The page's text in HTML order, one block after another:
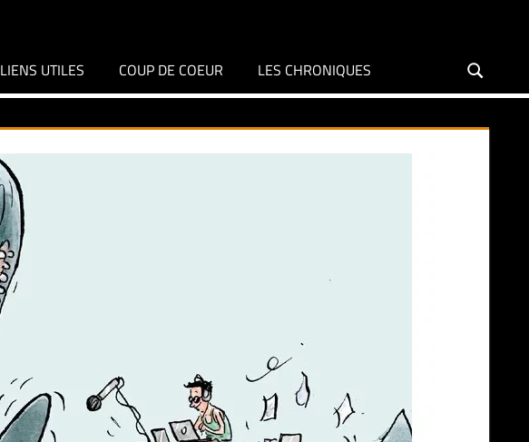
LIENS UTILES COUP DE COEUR LES CHRONIQUES